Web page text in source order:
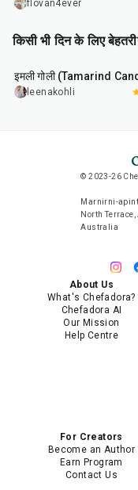
flovan4ever
किसी भी दिन के लिए
1 min
इमली गोली (Tamarind
leenakohli
© 2023-26
Marnirni-
North
Australia
About Us
What's Chefadora?
Chefadora AI
Our Mission
Help Centre
For Creators
Become an Author
Earn Program
Contact Us